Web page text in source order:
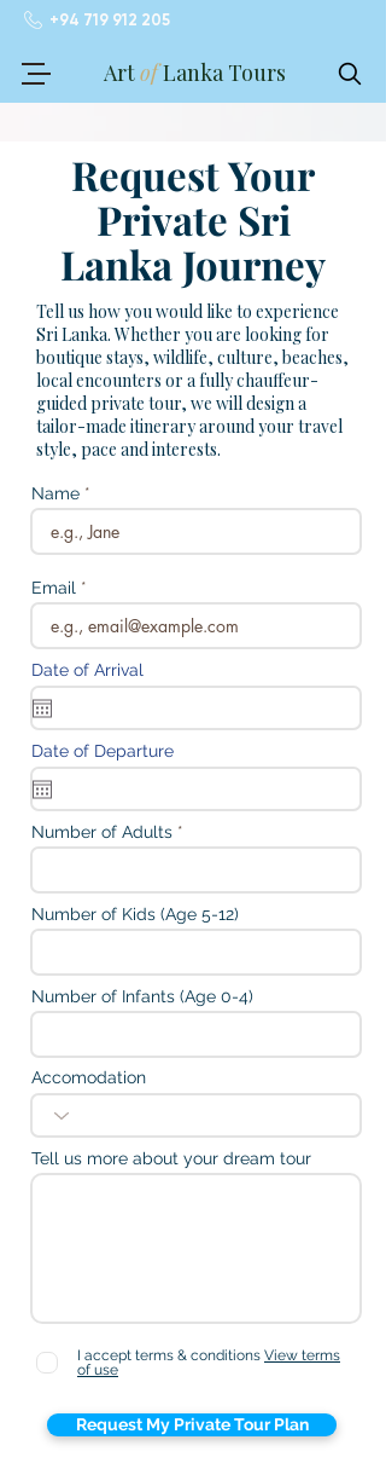
+94 719 912 205
Review My Journey
ArtofLanka Tours
Request Your
Private Sri
Lanka Journey
Tell us how you would like to experience
Sri Lanka. Whether you are looking for
boutique stays, wildlife, culture, beaches,
local encounters or a fully chauffeur-
guided private tour, we will design a
tailor-made itinerary around your travel
style, pace and interests.
Name
Email
Date of Arrival
Date of Departure
Number of Adults
Number of Kids (Age 5-12)
Number of Infants (Age 0-4)
Accomodation
Tell us more about your dream tour
I accept terms & conditions View terms
of use
Request My Private Tour Plan